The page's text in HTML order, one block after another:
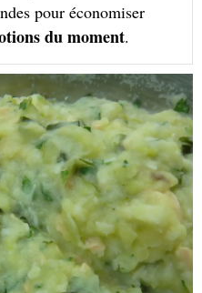
pour économiser
du moment.